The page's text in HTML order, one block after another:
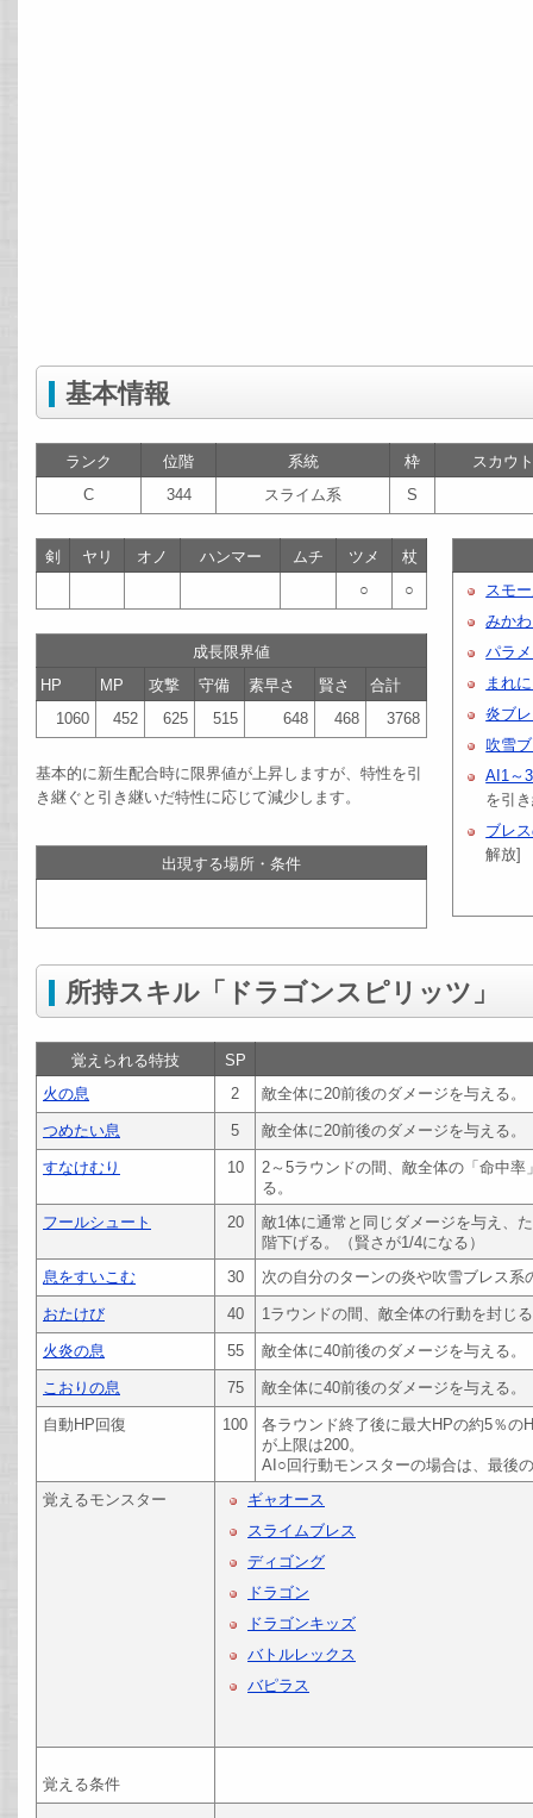
基本情報
ランク 位階 系統 枠
スカウト
C
344 スライム系 S
剣 ヤリ オノ ハンマー ムチ ツメ
杖
○
○
成長限界値
HP
MP 攻撃 守備 素早さ 賢さ
合計
1060
452 625 515 648 468 3768
基本的に新生配合時に限界値が上昇しますが、特性を引
き継ぐと引き継いだ特性に応じて減少します。
出現する場所・条件
スモ
みか
パラ
まれ
炎ブ
吹雪
AI1～
を引
ブレ
解放]
所持スキル「ドラゴンスピリッツ」
覚えられる特技
SP
火の息
2 敵全体に20前後のダメージを与える。
つめたい息 5 敵全体に20前後のダメージを与える。
すなけむり 10
2～5ラウンドの間、敵全体の「命中
る。
フールシュート
20
敵1体に通常と同じダメージを与え、
階下げる。（賢さが1/4になる）
息をすいこむ
30 次の自分のターンの炎や吹雪ブレス
おたけび 40 1ラウンドの間、敵全体の行動を封じ
火炎の息 55 敵全体に40前後のダメージを与える。
こおりの息 75 敵全体に40前後のダメージを与える。
自動HP回復 100
各ラウンド終了後に最大HPの約5％の
が上限は200。
AI○回行動モンスターの場合は、最後
覚えるモンスター
ギャオース
スライムブレス
ディゴング
ドラゴン
ドラゴンキッズ
バトルレックス
バピラス
覚える条件